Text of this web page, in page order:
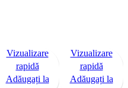
Vizualizare
rapidă
Adăugați la
Vizualizare
rapidă
Adăugați la